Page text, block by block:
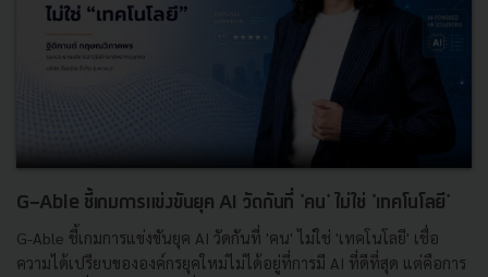
G-Able ชี้เกมการแข่งขันยุค AI วัดกันที่ 'คน' ไม่ใช่ 'เทคโนโลยี'
G-Able ชี้เกมการแข่งขันยุค AI วัดกันที่ 'คน' ไม่ใช่ 'เทคโนโลยี' เชื่อ
ความได้เปรียบขององค์กรยุคใหม่ไม่ได้อยู่ที่การมี AI ที่ดีที่สุด แต่คือการ